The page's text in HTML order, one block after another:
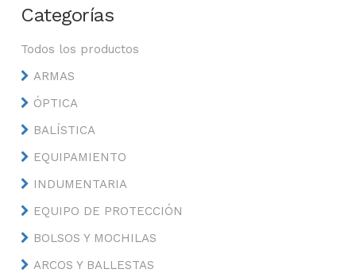
Categorías
Todos los productos
ARMAS
ÓPTICA
BALÍSTICA
EQUIPAMIENTO
INDUMENTARIA
EQUIPO DE PROTECCIÓN
BOLSOS Y MOCHILAS
ARCOS Y BALLESTAS